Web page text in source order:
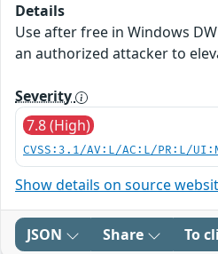
Details
Use after free in Windows
an authorized attacker to
Severity
7.8 (High)
CVSS:3.1/AV:L/AC:L/PR:L/
Show details on source
JSON Share To